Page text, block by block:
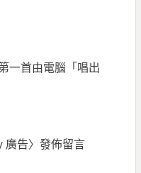
一首由電腦「唱出
廣告〉發佈留言